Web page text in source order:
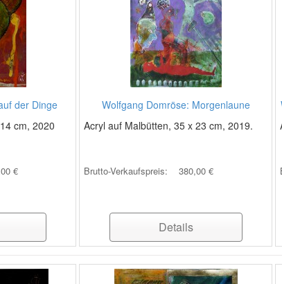
der Dinge
cm, 2020
€
Wolfgang Domröse: Morgenlaune
Acryl auf Malbütten, 35 x 23 cm, 2019.
Brutto-Verkaufspreis: 380,00 €
Details